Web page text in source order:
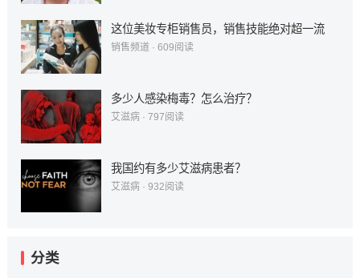
这位美妆专柜销售员，销售技能绝对超一流
销售频道· 609阅读
多少人感染梅毒？怎么治疗？
艾滋病· 797阅读
我国约有多少艾滋病患者？
艾滋病· 932阅读
分类